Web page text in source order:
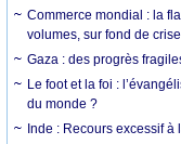
Commerce mondial : la
volumes, sur fond de
Gaza : des progrès
Le foot et la foi :
du monde ?
Inde : Recours excessif à